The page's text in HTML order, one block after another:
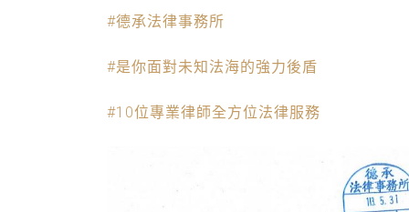
#德承法律事務所
#是你面對未知法海的強力後盾
#10位專業律師全方位法律服務